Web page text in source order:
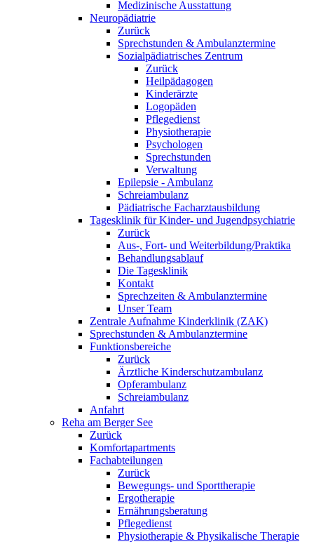
Medizinische Ausstattung
Neuropädiatrie
Zurück
Sprechstunden & Ambulanztermine
Sozialpädiatrisches Zentrum
Zurück
Heilpädagogen
Kinderärzte
Logopäden
Pflegedienst
Physiotherapie
Psychologen
Sprechstunden
Verwaltung
Epilepsie - Ambulanz
Schreiambulanz
Pädiatrische Facharztausbildung
Tagesklinik für Kinder- und Jugendpsychiatrie
Zurück
Aus-, Fort- und Weiterbildung/Praktika
Behandlungsablauf
Die Tagesklinik
Kontakt
Sprechzeiten & Ambulanztermine
Unser Team
Zentrale Aufnahme Kinderklinik (ZAK)
Sprechstunden & Ambulanztermine
Funktionsbereiche
Zurück
Ärztliche Kinderschutzambulanz
Opferambulanz
Schreiambulanz
Anfahrt
Reha am Berger See
Zurück
Komfortapartments
Fachabteilungen
Zurück
Bewegungs- und Sporttherapie
Ergotherapie
Ernährungsberatung
Pflegedienst
Physiotherapie & Physikalische Therapie